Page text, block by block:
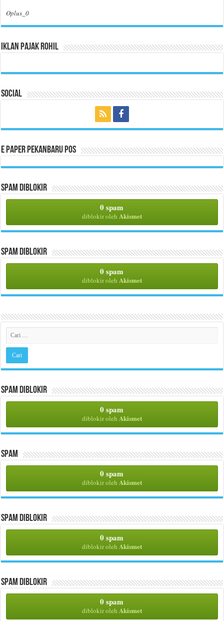
Oplus_0
Iklan Pajak Rohil
Social
E Paper Pekanbaru Pos
Spam Diblokir
0 spam
diblokir oleh Akismet
Spam Diblokir
0 spam
diblokir oleh Akismet
Spam Diblokir
0 spam
diblokir oleh Akismet
Spam
0 spam
diblokir oleh Akismet
Spam Diblokir
0 spam
diblokir oleh Akismet
Spam Diblokir
0 spam
diblokir oleh Akismet